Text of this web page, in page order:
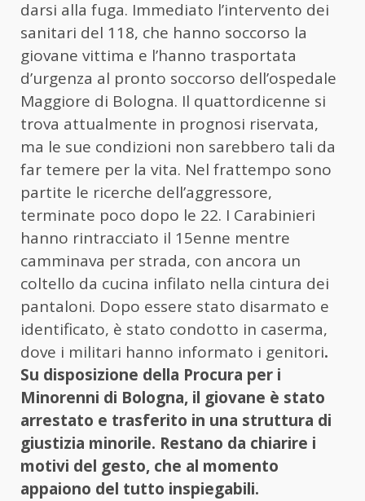
darsi alla fuga. Immediato l’intervento dei
sanitari del 118, che hanno soccorso la
giovane vittima e l’hanno trasportata
d’urgenza al pronto soccorso dell’ospedale
Maggiore di Bologna. Il quattordicenne si
trova attualmente in prognosi riservata,
ma le sue condizioni non sarebbero tali da
far temere per la vita. Nel frattempo sono
partite le ricerche dell’aggressore,
terminate poco dopo le 22. I Carabinieri
hanno rintracciato il 15enne mentre
camminava per strada, con ancora un
coltello da cucina infilato nella cintura dei
pantaloni. Dopo essere stato disarmato e
identificato, è stato condotto in caserma,
dove i militari hanno informato i genitori.
Su disposizione della Procura per i
Minorenni di Bologna, il giovane è stato
arrestato e trasferito in una struttura di
giustizia minorile. Restano da chiarire i
motivi del gesto, che al momento
appaiono del tutto inspiegabili.